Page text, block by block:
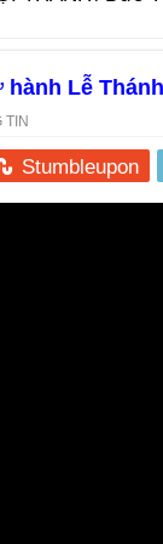
Lễ
TIN
Stumbleupon